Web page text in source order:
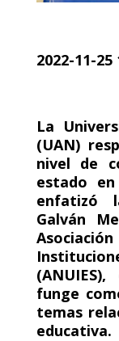
2022-11-25
La
(UAN)
nivel de
estado
enfatizó
Galván
funge
temas
educativa.